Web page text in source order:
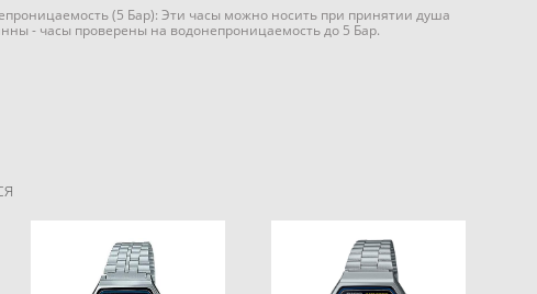
(5 Бар): Эти часы можно носить при принятии душа
- часы проверены на водонепроницаемость до 5 Бар.